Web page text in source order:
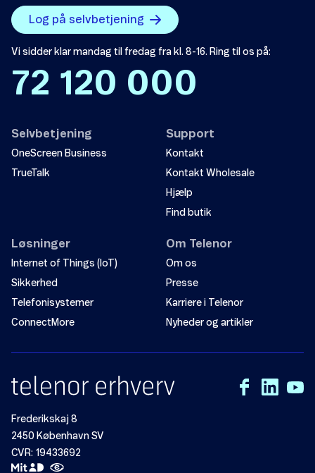
Log på selvbetjening
Vi sidder klar mandag til fredag fra kl. 8-16. Ring til os på:
72 120 000
Selvbetjening
OneScreen Business
TrueTalk
Support
Kontakt
Kontakt Wholesale
Hjælp
Find butik
Løsninger
Internet of Things (IoT)
Sikkerhed
Telefonisystemer
ConnectMore
Om Telenor
Om os
Presse
Karriere i Telenor
Nyheder og artikler
Frederikskaj 8
2450 København SV
CVR: 19433692